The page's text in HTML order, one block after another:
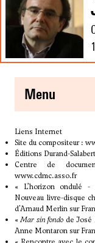
menu
Liens Internet
Site du compositeur :
Éditions Durand-
Centre de
www.cdmc.asso.fr
« L’horizon ondulé
Nouveau livre-disque
d'Arnaud Merlin sur
«Mar sin fondo de José
Anne Montaron sur